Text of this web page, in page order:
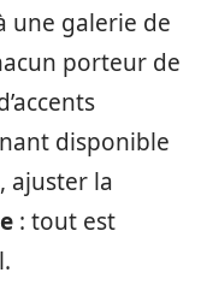
une galerie de
porteur de
disponible
ajuster la
: tout est